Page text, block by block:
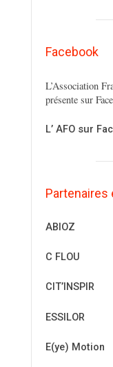
Facebook
L’Association
présente sur
L’ AFO sur
Partenaires
ABIOZ
C FLOU
CIT’INSPIR
ESSILOR
E(ye) Motion